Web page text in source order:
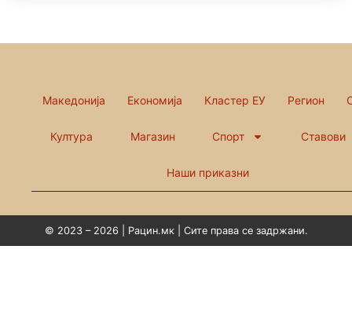
Македонија Економија Кластер ЕУ Регион
Култура Магазин Спорт Ставови
Наши приказни
© 2023 – 2026 | Рацин.мк | Сите права се задржани.